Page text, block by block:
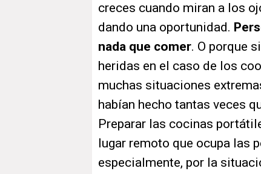
creces cuando miran a los
dando una oportunidad.
nada que comer. O porque
heridas en el caso de los
muchas situaciones
habían hecho tantas veces
Preparar las cocinas
lugar remoto que ocupa las
especialmente, por la